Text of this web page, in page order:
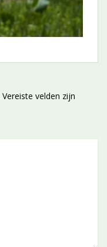
Vereiste velden zijn